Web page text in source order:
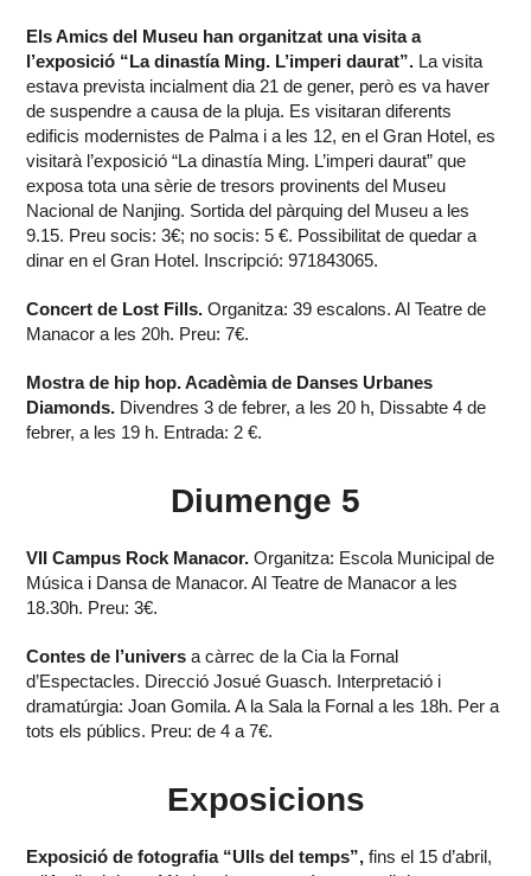
Els Amics del Museu han organitzat una visita a
l’exposició “La dinastía Ming. L’imperi daurat”. La visita
estava prevista incialment dia 21 de gener, però es va haver
de suspendre a causa de la pluja. Es visitaran diferents
edificis modernistes de Palma i a les 12, en el Gran Hotel, es
visitarà l’exposició “La dinastía Ming. L’imperi daurat” que
exposa tota una sèrie de tresors provinents del Museu
Nacional de Nanjing. Sortida del pàrquing del Museu a les
9.15. Preu socis: 3€; no socis: 5 €. Possibilitat de quedar a
dinar en el Gran Hotel. Inscripció: 971843065.
Concert de Lost Fills. Organitza: 39 escalons. Al Teatre de
Manacor a les 20h. Preu: 7€.
Mostra de hip hop. Acadèmia de Danses Urbanes
Diamonds. Divendres 3 de febrer, a les 20 h, Dissabte 4 de
febrer, a les 19 h. Entrada: 2 €.
Diumenge 5
VII Campus Rock Manacor. Organitza: Escola Municipal de
Música i Dansa de Manacor. Al Teatre de Manacor a les
18.30h. Preu: 3€.
Contes de l’univers a càrrec de la Cia la Fornal
d’Espectacles. Direcció Josué Guasch. Interpretació i
dramatúrgia: Joan Gomila. A la Sala la Fornal a les 18h. Per a
tots els públics. Preu: de 4 a 7€.
Exposicions
Exposició de fotografia “Ulls del temps”, fins el 15 d’abril,